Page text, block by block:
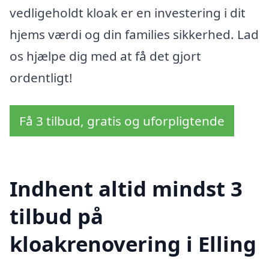
vedligeholdt kloak er en investering i dit
hjems værdi og din families sikkerhed. Lad
os hjælpe dig med at få det gjort
ordentligt!
Få 3 tilbud, gratis og uforpligtende
Indhent altid mindst 3
tilbud på
kloakrenovering i Elling